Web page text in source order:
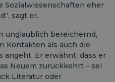
Sozialwissenschaften eher
sagt er.
unglaublich bereichernd,
Kontakten als auch die
angeht. Er erwähnt, dass er
Neuem zurückkehrt – sei
Literatur oder